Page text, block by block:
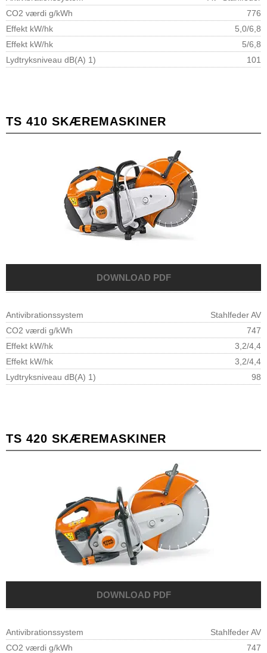
CO2 værdi g/kWh
776
Effekt kW/hk
5,0/6,8
Effekt kW/hk
5/6,8
Lydtryksniveau dB(A) 1)
101
TS 410 SKÆREMASKINER
Antivibrationssystem
Stahlfeder AV
CO2 værdi g/kWh
747
Effekt kW/hk
3,2/4,4
Effekt kW/hk
3,2/4,4
Lydtryksniveau dB(A) 1)
98
TS 420 SKÆREMASKINER
Antivibrationssystem
Stahlfeder AV
CO2 værdi g/kWh
747